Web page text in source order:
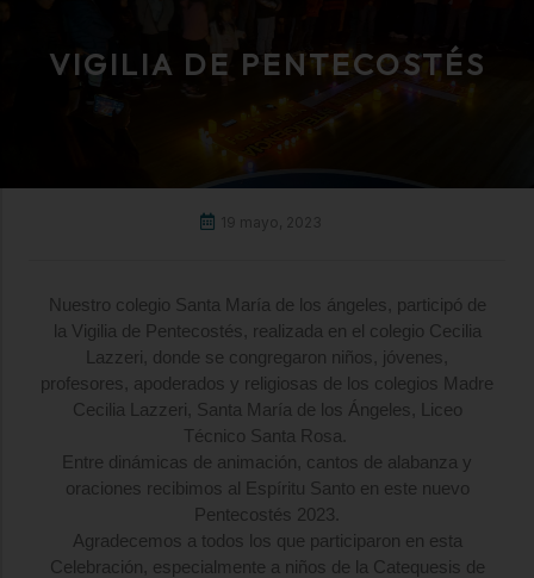
VIGILIA DE PENTECOSTÉS
19 mayo, 2023
Nuestro colegio Santa María de los ángeles, participó de
la Vigilia de Pentecostés, realizada en el colegio Cecilia
Lazzeri, donde se congregaron niños, jóvenes,
profesores, apoderados y religiosas de los colegios Madre
Cecilia Lazzeri, Santa María de los Ángeles, Liceo
Técnico Santa Rosa.
Entre dinámicas de animación, cantos de alabanza y
oraciones recibimos al Espíritu Santo en este nuevo
Pentecostés 2023.
Agradecemos a todos los que participaron en esta
Celebración, especialmente a niños de la Catequesis de